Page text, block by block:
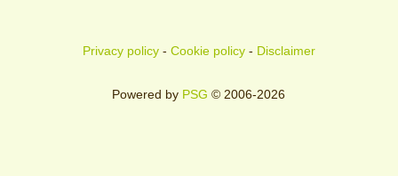
Privacy policy- Cookie policy- Disclaimer
Powered by PSG © 2006-2026